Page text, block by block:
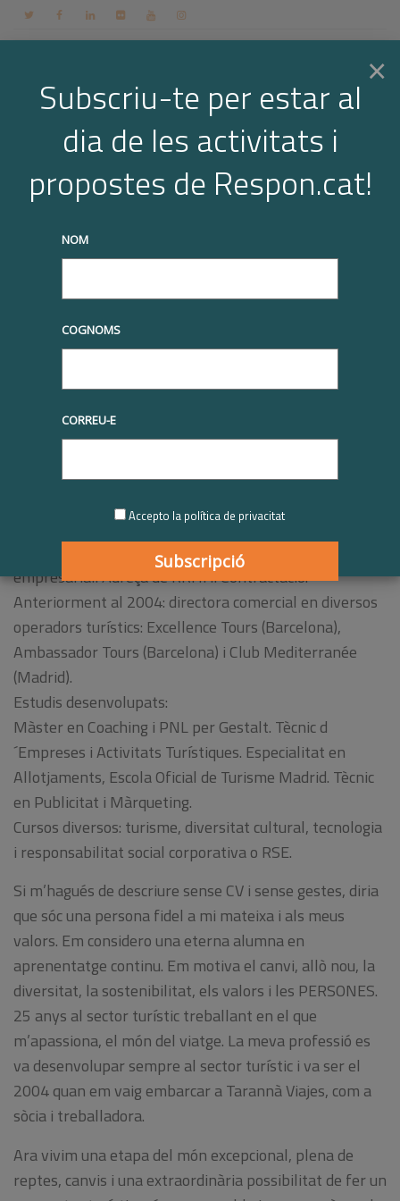
Contacte Espai membres Login CA
Trajectòria professional: Felisa Palacio
Home Òrgan de Govern
Trajectòria professional: Felisa Palacio
Trajectòria professional:
Felisa Palacio
Majorista de viatges Terres de
Codirecció General. Integració de
la Responsabilitat Corporativa a l’estratègia
empresarial. Adreça de RRHH. Contractació.
Anteriorment al 2004: directora comercial en diversos
operadors turístics: Excellence Tours (Barcelona),
Ambassador Tours (Barcelona) i Club Mediterranée
(Madrid).
Estudis desenvolupats:
Màster en Coaching i PNL per Gestalt. Tècnic d
´Empreses i Activitats Turístiques. Especialitat en
Allotjaments, Escola Oficial de Turisme Madrid. Tècnic
en Publicitat i Màrqueting.
Cursos diversos: turisme, diversitat cultural, tecnologia
i responsabilitat social corporativa o RSE.
Si m’hagués de descriure sense CV i sense gestes, diria
que sóc una persona fidel a mi mateixa i als meus
valors. Em considero una eterna alumna en
aprenentatge continu. Em motiva el canvi, allò nou, la
diversitat, la sostenibilitat, els valors i les PERSONES.
25 anys al sector turístic treballant en el que
m’apassiona, el món del viatge. La meva professió es
va desenvolupar sempre al sector turístic i va ser el
2004 quan em vaig embarcar a Tarannà Viajes, com a
sòcia i treballadora.
Ara vivim una etapa del món excepcional, plena de
reptes, canvis i una extraordinària possibilitat de fer un
×
Subscriu-te per estar al
dia de les activitats i
propostes de Respon.cat!
NOM
COGNOMS
CORREU-E
Accepto la política de privacitat